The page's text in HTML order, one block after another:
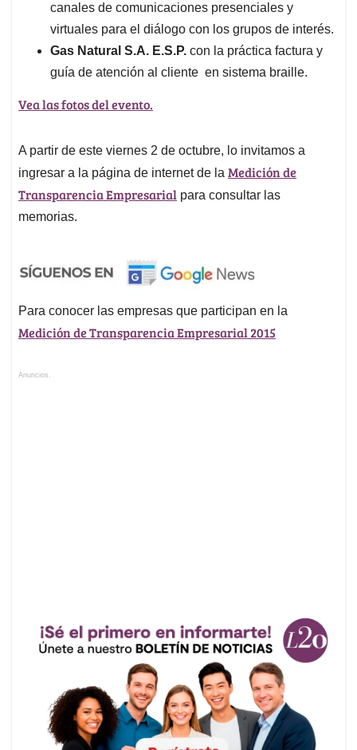
canales de comunicaciones presenciales y
virtuales para el diálogo con los grupos de interés.
Gas Natural S.A. E.S.P. con la práctica factura y
guía de atención al cliente en sistema braille.
Vea las fotos del evento.
A partir de este viernes 2 de octubre, lo invitamos a
ingresar a la página de internet de la Medición de
Transparencia Empresarial para consultar las
memorias.
Para conocer las empresas que participan en la
Medición de Transparencia Empresarial 2015
Anuncios.